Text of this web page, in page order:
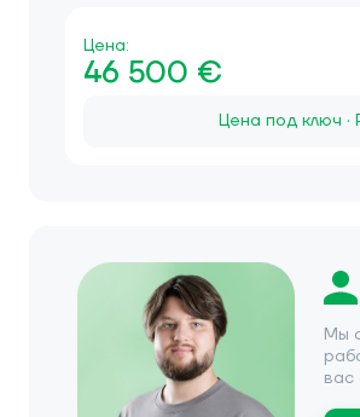
Цена:
46 500 €
Цена под ключ ·
Мы
вас